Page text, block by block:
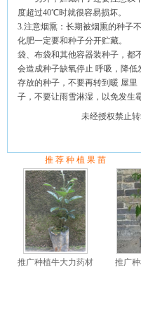
度超过40℃时就很容易损坏。
3.注意烟熏：长期被烟熏的种
化肥一定要和种子分开贮藏。
袋、布袋和其他容器装种子，
会造成种子缺氧停止 呼吸，降
存放的种子，不要再转到暖 屋
子，不要让雨雪淋湿，以免发生
未经授权禁止
推 荐 种 植 果 苗
推广种植牛大力药材 推广